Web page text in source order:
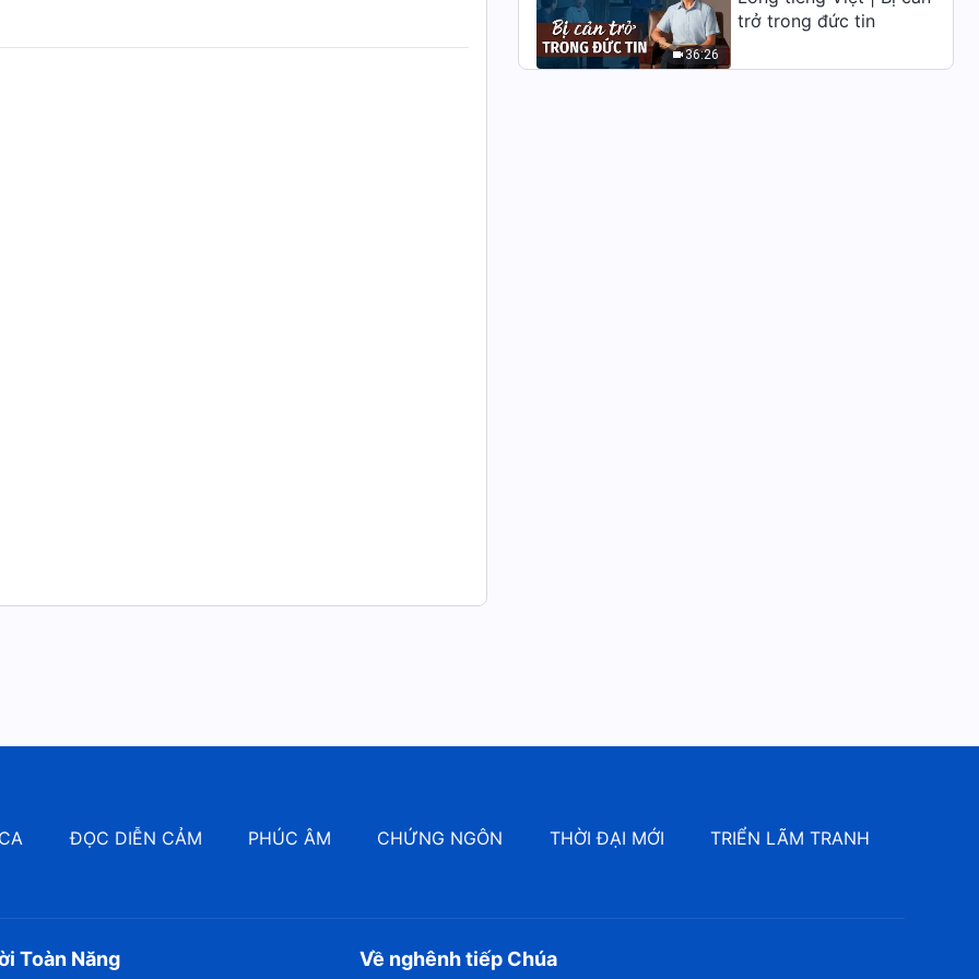
7:40
đoạn 33
người thật ra không biệt lập với Y-sơ-ra-ên, mà
đầu công tác của Ngài ở Y-sơ-ra-ên, mà thay vào
vua Đa-vít và các thầy tế lễ của ông đã làm.
36:26
trở trong đức tin
ĐỌC DIỄN CẢM PHÚC ÂM CHỨNG NGÔN THỜI ĐẠI MỚI
TRIỂN LÃM TRANH
Toàn Năng Về nghênh tiếp Chúa